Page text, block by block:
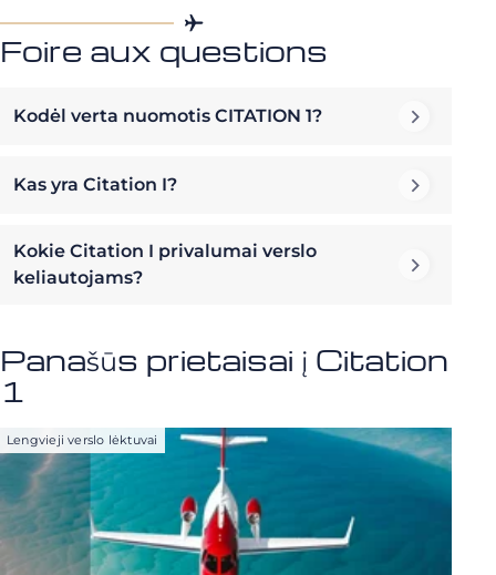
Foire aux questions
Kodėl verta nuomotis CITATION 1?
Kas yra Citation I?
Kokie Citation I privalumai verslo
keliautojams?
Panašūs prietaisai į Citation
1
Lengvieji verslo lėktuvai